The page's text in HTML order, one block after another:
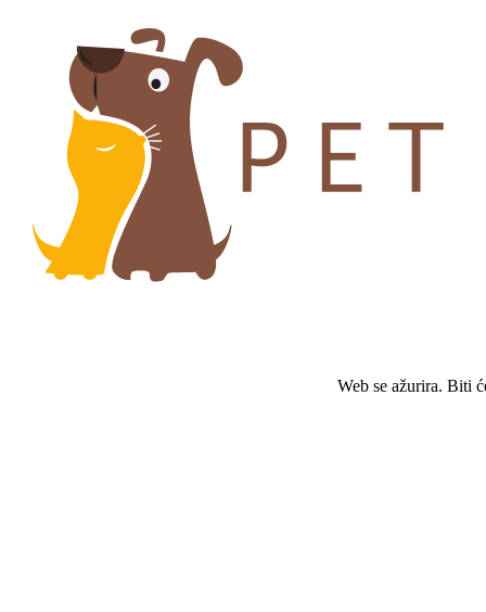
Web se ažurira. Biti